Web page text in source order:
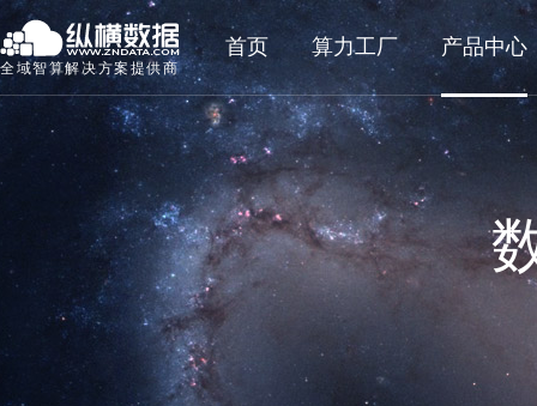
全域智算解决方案提供商
首页 算力工厂 产品中心